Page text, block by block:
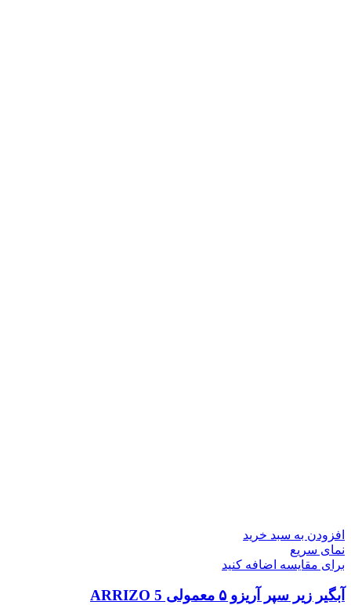
افزودن به سبد خرید
نمای سریع
برای مقایسه اضافه کنید
آبگیر زیر سپر آریزو ۵ معمولی ARRIZO 5